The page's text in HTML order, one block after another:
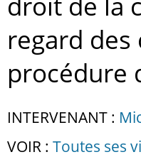
regard des
procédure
INTERVENANT :
VOIR : Toutes ses